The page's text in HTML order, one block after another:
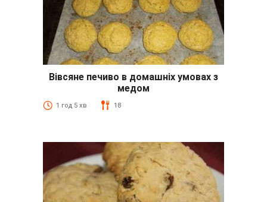
Вівсяне печиво в домашніх умовах з
медом
1 год 5 хв 18